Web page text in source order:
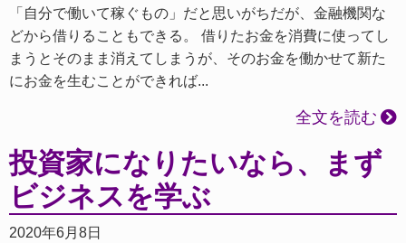
「自分で働いて稼ぐもの」だと思いがちだが、金融機関な
どから借りることもできる。 借りたお金を消費に使ってし
まうとそのまま消えてしまうが、そのお金を働かせて新た
にお金を生むことができれば...
全文を読む
投資家になりたいなら、まず
ビジネスを学ぶ
2020年6月8日